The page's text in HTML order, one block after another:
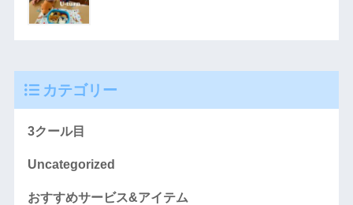
カテゴリー
3クール目
Uncategorized
おすすめサービス&アイテム